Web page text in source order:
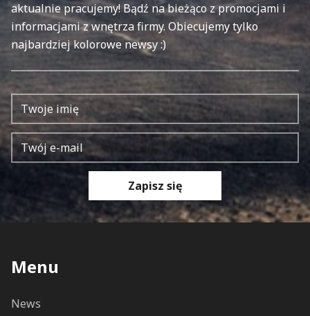
aktualnie pracujemy! Bądź na bieżąco z promocjami i
informacjami z wnętrza firmy. Obiecujemy tylko
najbardziej kolorowe newsy :)
Zapisz się
Menu
News